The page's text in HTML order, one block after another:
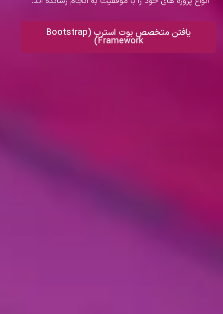
یافتن متخصص بوت استرپ (Bootstrap
Framework)